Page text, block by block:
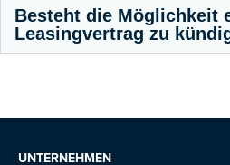
Besteht die Möglichkeit
Leasingvertrag zu
UNTERNEHMEN